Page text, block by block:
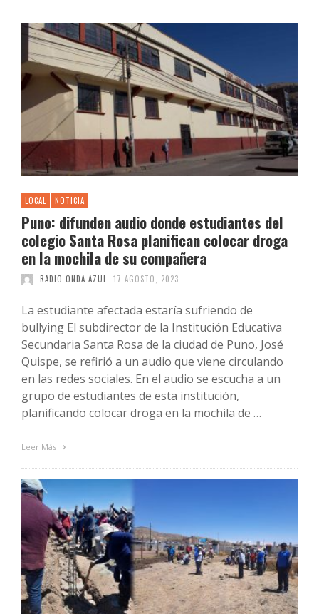
LOCAL NOTICIA
Puno: difunden audio donde estudiantes del
colegio Santa Rosa planifican colocar droga
en la mochila de su compañera
RADIO ONDA AZUL 17 AGOSTO, 2023
La estudiante afectada estaría sufriendo de
bullying El subdirector de la Institución Educativa
Secundaria Santa Rosa de la ciudad de Puno, José
Quispe, se refirió a un audio que viene circulando
en las redes sociales. En el audio se escucha a un
grupo de estudiantes de esta institución,
planificando colocar droga en la mochila de …
Leer Más